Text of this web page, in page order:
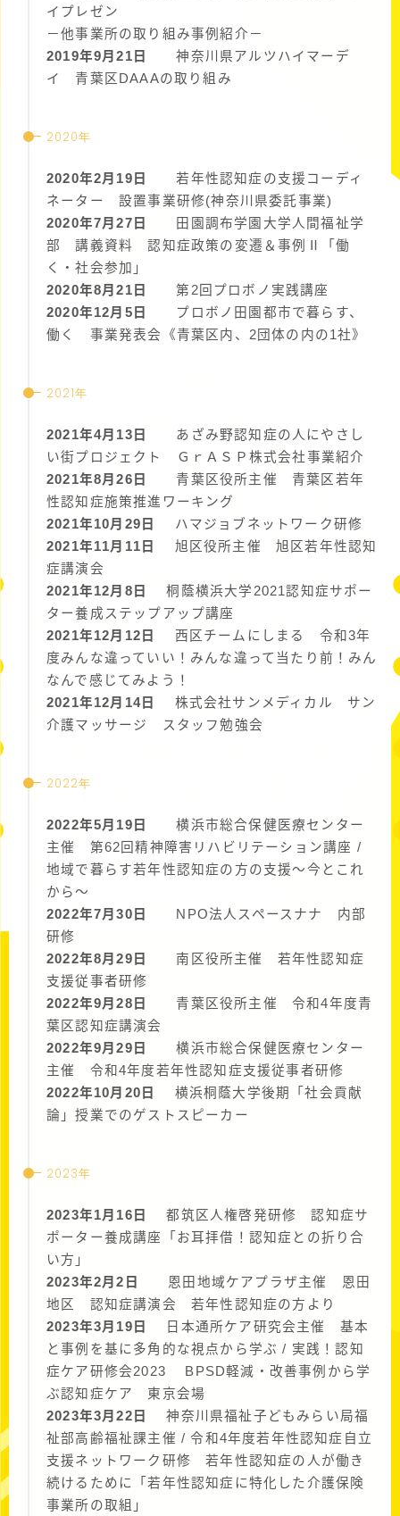
イプレゼン
－他事業所の取り組み事例紹介－
2019年9月21日
神奈川県アルツハイマーデ
イ 青葉区DAAAの取り組み
2020年
2020年2月19日
若年性認知症の支援コーディ
ネーター 設置事業研修(神奈川県委託事業)
2020年7月27日
田園調布学園大学人間福祉学
部 講義資料 認知症政策の変遷＆事例Ⅱ「働
く・社会参加」
2020年8月21日
第2回プロボノ実践講座
2020年12月5日
プロボノ田園都市で暮らす、
働く 事業発表会《青葉区内、2団体の内の1社》
2021年
2021年4月13日
あざみ野認知症の人にやさし
い街プロジェクト ＧｒＡＳＰ株式会社事業紹介
2021年8月26日
青葉区役所主催 青葉区若年
性認知症施策推進ワーキング
2021年10月29日
ハマジョブネットワーク研修
2021年11月11日
旭区役所主催 旭区若年性認知
症講演会
2021年12月8日
桐蔭横浜大学2021認知症サポー
ター養成ステップアップ講座
2021年12月12日
西区チームにしまる 令和3年
度みんな違っていい！みんな違って当たり前！みん
なんで感じてみよう！
2021年12月14日
株式会社サンメディカル サン
介護マッサージ スタッフ勉強会
2022年
2022年5月19日
横浜市総合保健医療センター
主催 第62回精神障害リハビリテーション講座 /
地域で暮らす若年性認知症の方の支援～今とこれ
から～
2022年7月30日
NPO法人スペースナナ 内部
研修
2022年8月29日
南区役所主催 若年性認知症
支援従事者研修
2022年9月28日
青葉区役所主催 令和4年度青
葉区認知症講演会
2022年9月29日
横浜市総合保健医療センター
主催 令和4年度若年性認知症支援従事者研修
2022年10月20日
横浜桐蔭大学後期「社会貢献
論」授業でのゲストスピーカー
2023年
2023年1月16日
都筑区人権啓発研修 認知症サ
ポーター養成講座「お耳拝借！認知症との折り合
い方」
2023年2月2日
恩田地域ケアプラザ主催 恩田
地区 認知症講演会 若年性認知症の方より
2023年3月19日
日本通所ケア研究会主催 基本
と事例を基に多角的な視点から学ぶ / 実践！認知
症ケア研修会2023 BPSD軽減・改善事例から学
ぶ認知症ケア 東京会場
2023年3月22日
神奈川県福祉子どもみらい局福
祉部高齢福祉課主催 / 令和4年度若年性認知症自立
支援ネットワーク研修 若年性認知症の人が働き
続けるために「若年性認知症に特化した介護保険
事業所の取組」